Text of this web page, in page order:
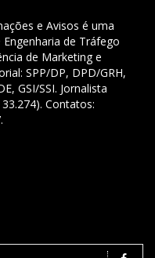
e Avisos é uma
de Tráfego
de Marketing e
SPP/DP, DPD/GRH,
GSI/SSI. Jornalista
Contatos: